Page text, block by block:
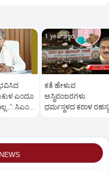
ಎಂದೂ
ಸಿಎಂ
1 year ago
ಕತೆ ಹೇಳುವ
ಅಸ್ಥಿಪಂಜರಗಳು:
ಧರ್ಮಸ್ಥಳದ‌ ಕರಾಳ ರಹಸ್ಯ